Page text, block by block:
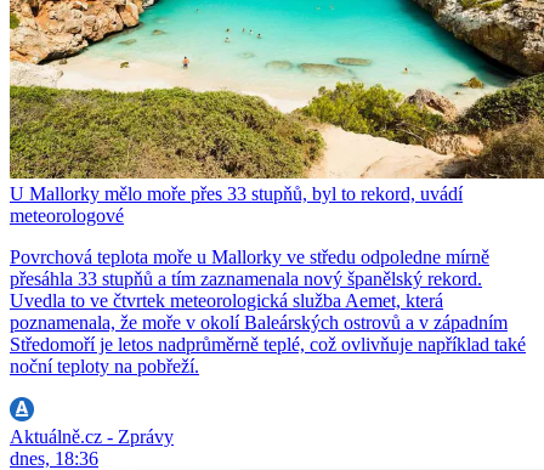
U Mallorky mělo moře přes 33 stupňů, byl to rekord, uvádí
meteorologové
Povrchová teplota moře u Mallorky ve středu odpoledne mírně
přesáhla 33 stupňů a tím zaznamenala nový španělský rekord.
Uvedla to ve čtvrtek meteorologická služba Aemet, která
poznamenala, že moře v okolí Baleárských ostrovů a v západním
Středomoří je letos nadprůměrně teplé, což ovlivňuje například také
noční teploty na pobřeží.
Aktuálně.cz - Zprávy
dnes, 18:36